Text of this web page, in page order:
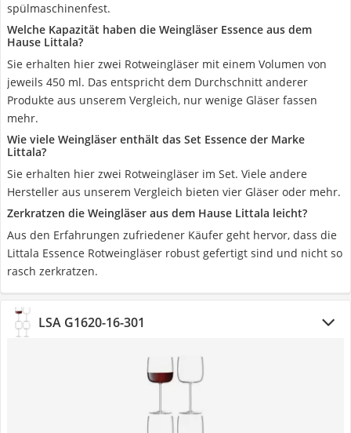
spülmaschinenfest.
Welche Kapazität haben die Weingläser Essence aus dem
Hause Littala?
Sie erhalten hier zwei Rotweingläser mit einem Volumen von
jeweils 450 ml. Das entspricht dem Durchschnitt anderer
Produkte aus unserem Vergleich, nur wenige Gläser fassen
mehr.
Wie viele Weingläser enthält das Set Essence der Marke
Littala?
Sie erhalten hier zwei Rotweingläser im Set. Viele andere
Hersteller aus unserem Vergleich bieten vier Gläser oder mehr.
Zerkratzen die Weingläser aus dem Hause Littala leicht?
Aus den Erfahrungen zufriedener Käufer geht hervor, dass die
Littala Essence Rotweingläser robust gefertigt sind und nicht so
rasch zerkratzen.
LSA G1620-16-301